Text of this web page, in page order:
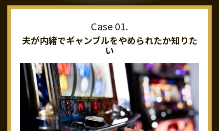
夫が内緒でギャンブルをやめられたか知りた
い